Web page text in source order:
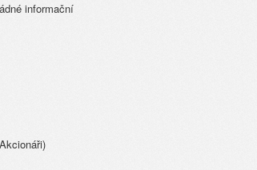
informační